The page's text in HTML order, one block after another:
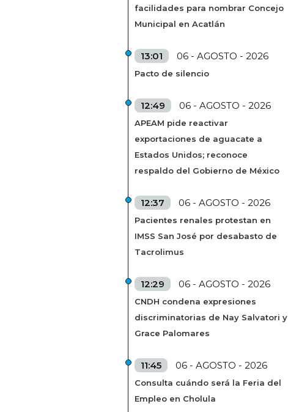
facilidades para nombrar Concejo
Municipal en Acatlán
13:01 06 - AGOSTO - 2026
Pacto de silencio
12:49 06 - AGOSTO - 2026
APEAM pide reactivar
exportaciones de aguacate a
Estados Unidos; reconoce
respaldo del Gobierno de México
12:37 06 - AGOSTO - 2026
Pacientes renales protestan en
IMSS San José por desabasto de
Tacrolimus
12:29 06 - AGOSTO - 2026
CNDH condena expresiones
discriminatorias de Nay Salvatori y
Grace Palomares
11:45 06 - AGOSTO - 2026
Consulta cuándo será la Feria del
Empleo en Cholula